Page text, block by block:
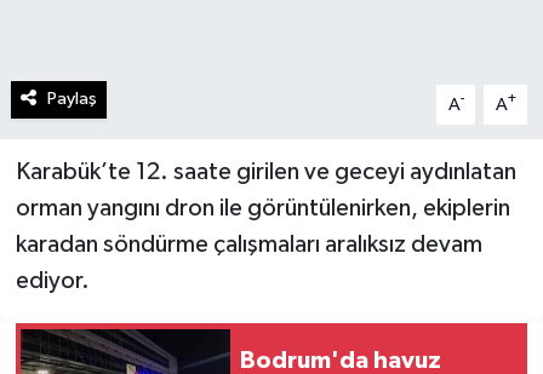
Paylaş A- A+
Karabük’te 12. saate girilen ve geceyi aydınlatan
orman yangını dron ile görüntülenirken, ekiplerin
karadan söndürme çalışmaları aralıksız devam
ediyor.
Bodrum'da havuz